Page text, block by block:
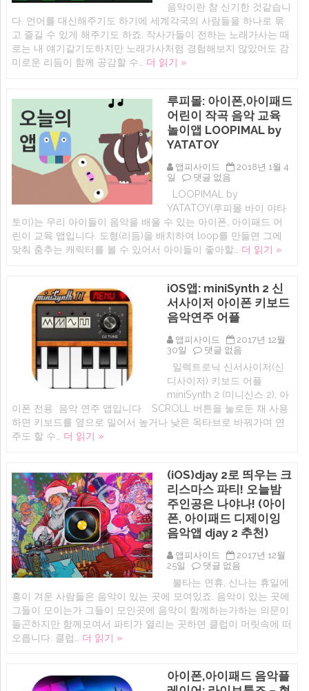
늘
의
앱:
GarageBand
애
음
악
작
곡
앱,
라
지
드
(아
이
폰,
아
이
료
어
플
추
에
음악이란 참 신기한 것같습니
다. 언어를 대신해주기도 하기에 세계각국의 사람들을 하나로 묶
고 즐길 수 있게 해주기도 하죠. 작사가들이 전하는 노래가사는 때
로는 내 얘기같기도하지만 노래가사처럼 경험해보지 않았어도 감
미로운 리듬이 함께 공감할 수… 더 읽기 »
루피몰: 아이폰,아이패드
어린이 작곡 음악 교육
놀이앱 LOOPIMAL by
YATATOY
앱피사이드
2018년 1월 4
일
루
몰:
아
이
폰,
아
이
어
린
이
작
곡
악
교
육
놀
이
앱
LOOPIMAL
by
YATATOY
댓글 없음
LOOPIMAL by
YATATOY(루피몰 바이 야타
토이)는 우리 아이들이 음악을 배울 수 있는 아이폰, 아이패드 어
린이 교육 앱입니다. 도형(리듬)을 배치하여 loop를 만들면 그에
맞춰 춤추는 캐릭터를 볼 수 있어서 아이들이 좋아할… 더 읽기 »
iOS앱: miniSynth 2 신
서사이저 아이폰 키보드
음악연주 어플
앱피사이드
2017년 12월
30일
iOS
miniSynth
2
신
서
사
이
키
보
드
음
악
연
주
플
에
댓글 없음
일렉트로닉 신서사이저(신
디사이저) 키보드 어플
miniSynth 2 (미니신스 2), 아
이폰 전용 음악 연주 앱입니다. SCROLL 버튼을 눌로둔 채 사용
하면 키보드를 옆으로 밀어서 높거나 낮은 옥타브로 바꿔가며 연
주도 할 수… 더 읽기 »
(iOS)djay 2로 띄우는 크
리스마스 파티! 오늘밤
주인공은 나야나! (아이
폰, 아이패드 디제이잉
음악앱 djay 2 추천)
앱피사이드
2017년 12월
25일
(iOS)djay
로
띄
우
는
크
파
댓글 없음
불타는 연휴, 신나는 휴일에
흥이 겨운 사람들은 음악이 있는 곳에 모여있죠. 음악이 있는 곳에
그들이 모이는가 그들이 모인곳에 음악이 함께하는가하는 의문이
들곤하지만 함께모여서 파티가 열리는 곳하면 클럽이 머릿속에 떠
오릅니다. 클럽… 더 읽기 »
아이폰,아이패드 음악플